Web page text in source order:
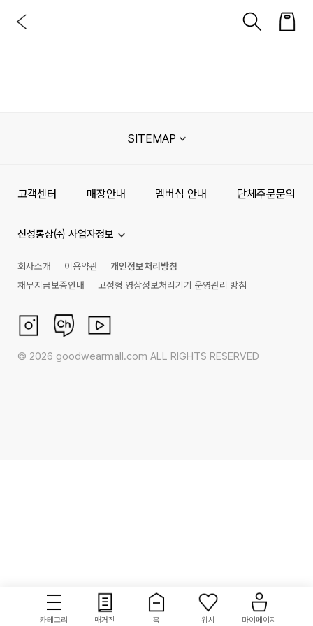
카테고리 매거진 홈 위시 마이페이지
SITEMAP
고객센터 매장안내 멤버십 안내 단체주문문의
신성통상㈜ 사업자정보
회사소개 이용약관
개인정보처리방침
채무지급보증안내
고정형 영상정보처리기기 운영관리 방침
© 2026 goodwearmall.com ALL RIGHTS RESERVED